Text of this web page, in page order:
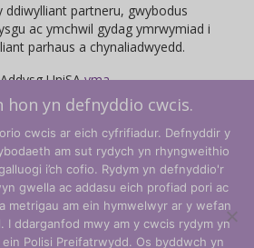
ddiwylliant partneru, gwybodus
ac ymchwil gydag ymrwymiad i
parhaus a chynaliadwyedd.
UniSAyma.
Cart
Telerau ac Amodau
hon yn defnyddio cwcis.
cwcis ar eich cyfrifiadur. Defnyddir y
am sut rydych yn rhyngweithio
i’ch cofio. Rydym yn defnyddio'r
gwella ac addasu eich profiad pori ac
metrigau am ein hymwelwyr ar y wefan
I ddarganfod mwy am y cwcis rydym yn
Polisi Preifatrwydd. Os byddwch yn